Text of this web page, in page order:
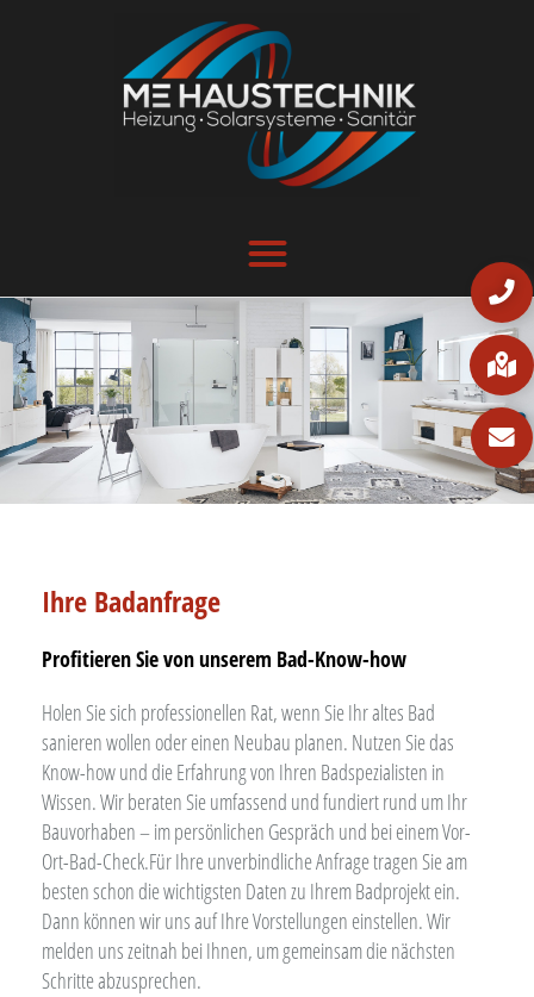
Ihre Badanfrage
Profitieren Sie von unserem Bad-Know-how
Holen Sie sich professionellen Rat, wenn Sie Ihr altes Bad
sanieren wollen oder einen Neubau planen. Nutzen Sie das
Know-how und die Erfahrung von Ihren Badspezialisten in
Wissen. Wir beraten Sie umfassend und fundiert rund um Ihr
Bauvorhaben – im persönlichen Gespräch und bei einem Vor-
Ort-Bad-Check.Für Ihre unverbindliche Anfrage tragen Sie am
besten schon die wichtigsten Daten zu Ihrem Badprojekt ein.
Dann können wir uns auf Ihre Vorstellungen einstellen. Wir
melden uns zeitnah bei Ihnen, um gemeinsam die nächsten
Schritte abzusprechen.